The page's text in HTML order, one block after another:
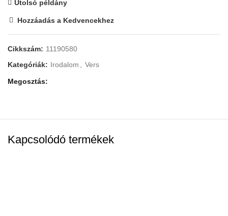
Utolsó példány
Hozzáadás a Kedvencekhez
Cikkszám: 11190580
Kategóriák: Irodalom , Vers
Megosztás
Kapcsolódó termékek